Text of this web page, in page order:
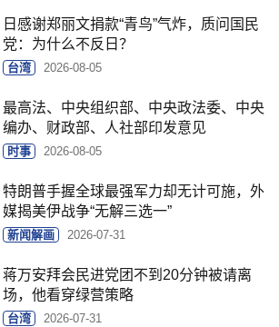
日感谢郑丽文捐款“青鸟”气炸，质问国民
党：为什么不反日？
台湾 2026-08-05
最高法、中央组织部、中央政法委、中央
编办、财政部、人社部印发意见
时事 2026-08-05
特朗普手握全球最强军力却无计可施，外
媒揭美伊战争“无解三选一”
新闻解画 2026-07-31
蒋万安拜会民进党团不到20分钟被请离
场，他看穿绿营策略
台湾 2026-07-31